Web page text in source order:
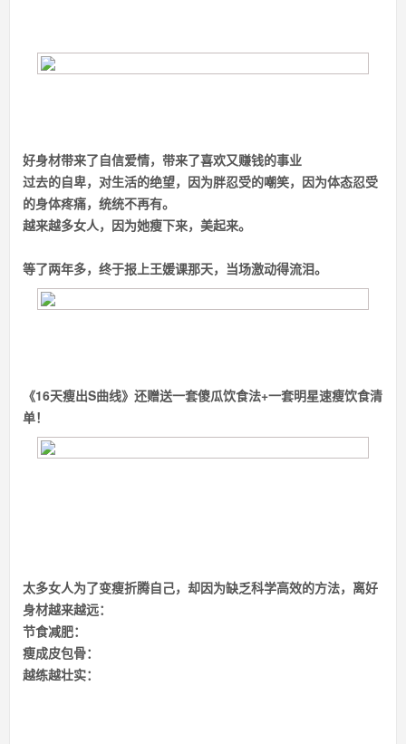
好身材带来了自信爱情，带来了喜欢又赚钱的事业
过去的自卑，对生活的绝望，因为胖忍受的嘲笑，因为体态忍受
的身体疼痛，统统不再有。
越来越多女人，因为她瘦下来，美起来。
等了两年多，终于报上王媛课那天，当场激动得流泪。
《16天瘦出S曲线》 还赠送一套傻瓜饮食法+一套明星速瘦饮食清
单！
太多女人为了变瘦折腾自己，却因为缺乏科学高效的方法，离好
身材越来越远：
节食减肥：
瘦成皮包骨：
越练越壮实：